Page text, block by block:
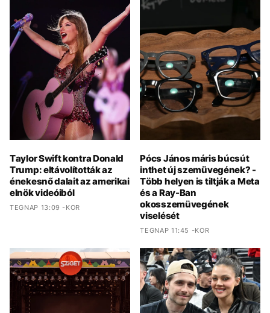
Taylor Swift kontra Donald
Trump: eltávolították az
énekesnő dalait az amerikai
elnök videóiból
TEGNAP 13:09 -KOR
Pócs János máris búcsút
inthet új szemüvegének? -
Több helyen is tiltják a Meta
és a Ray-Ban
okosszemüvegének
viselését
TEGNAP 11:45 -KOR